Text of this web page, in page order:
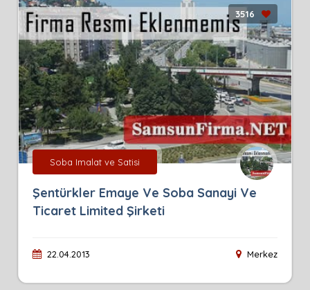
3516
Soba Imalat ve Satisi
Şentürkler Emaye Ve Soba Sanayi Ve
Ticaret Limited Şirketi
22.04.2013 Merkez